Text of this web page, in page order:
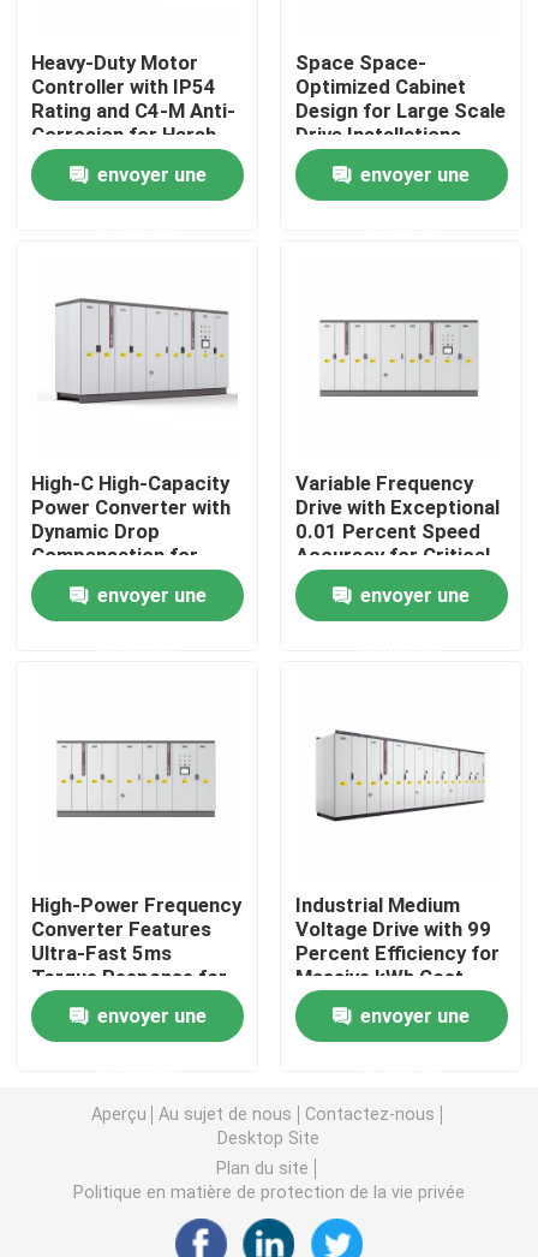
Produits
Vidéos
Contrôle de la qualité
Nous contacter
Nouvelles
Demandez un devis
Convertisseur de fréquence variable
Inverseur de fréquence de VFD
Inverseur d'entraînement de fréquence
Station de recharge de véhicules électriques à
Optimisateur solaire
Heavy-Duty Motor
Controller with IP54
Rating and C4-M Anti-
Corrosion for Harsh
Plant Conditions
envoyer une
Space Space-
Optimized Cabinet
Design for Large Scale
Drive Installations
Saving Valuable Floor
Space envoyer une
High-C High-Capacity
Power Converter with
Dynamic Drop
Compensation for
Smooth Motor
Performance
envoyer une
Variable Frequency
Drive with Exceptional
0.01 Percent Speed
Accuracy for Critical
Process Control
envoyer une
High-Power Frequency
Converter Features
Ultra-Fast 5ms
Torque Response for
Demanding
Applicationsenvoyer une
Industrial Medium
Voltage Drive with 99
Percent Efficiency for
Massive kWh Cost
Reduction in Heavy
Industriesenvoyer une
Aperçu Au sujet de nous
Contactez-nous
Desktop Site
Plan du site
Politique en matière de protection de la vie privée